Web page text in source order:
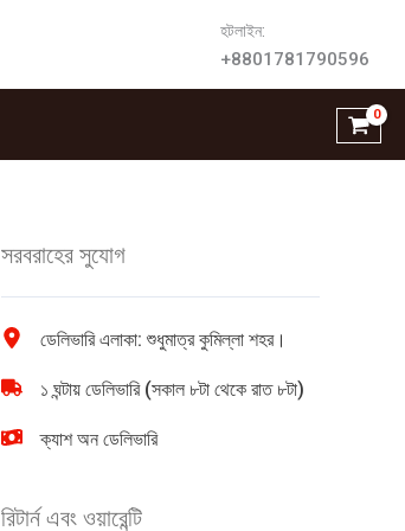
হটলাইন:
+8801781790596
সরবরাহের সুযোগ
ডেলিভারি এলাকা: শুধুমাত্র কুমিল্লা শহর।
১ ঘন্টায় ডেলিভারি (সকাল ৮টা থেকে রাত ৮টা)
ক্যাশ অন ডেলিভারি
রিটার্ন এবং ওয়ারেন্টি